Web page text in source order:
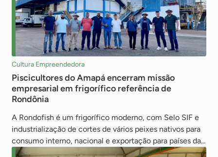
Cultura Empreendedora
Piscicultores do Amapá encerram missão
empresarial em frigorífico referência de
Rondônia
A Rondofish é um frigorífico moderno, com Selo SIF e
industrialização de cortes de vários peixes nativos para
consumo interno, nacional e exportação para países da...